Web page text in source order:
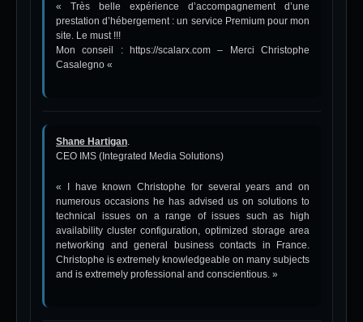
« Très belle expérience d’accompagnement d’une
prestation d’hébergement : un service Premium pour mon
site. Le must !!!
Mon conseil :
https://scalarx.com – Merci Christophe
Casalegno «
Shane Hartigan.
CEO IMS (Integrated Media Solutions)
« I have known Christophe for several years and on
numerous occasions he has advised us on solutions to
technical issues on a range of issues such as high
availability cluster configuration, optimized storage area
networking and general business contacts in France.
Christophe is extremely knowledgeable on many subjects
and is extremely professional and conscientious. »